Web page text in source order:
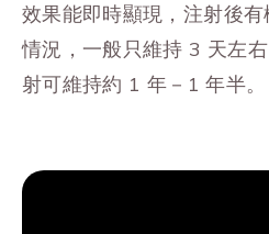
效果能即時顯現，注射後
情況，一般只維持 3 天左
射可維持約 1 年－1 年半。